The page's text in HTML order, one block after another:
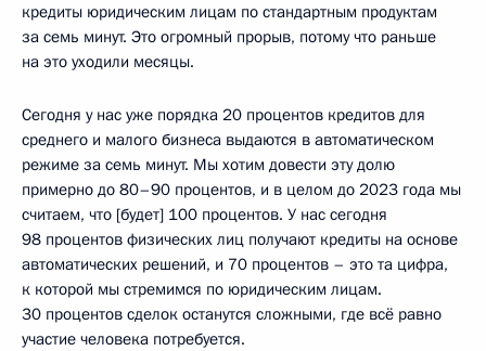
кредиты юридическим лицам по стандартным продуктам
за семь минут. Это огромный прорыв, потому что раньше
на это уходили месяцы.
Сегодня у нас уже порядка 20 процентов кредитов для
среднего и малого бизнеса выдаются в автоматическом
режиме за семь минут. Мы хотим довести эту долю
примерно до 80–90 процентов, и в целом до 2023 года мы
считаем, что [будет] 100 процентов. У нас сегодня
98 процентов физических лиц получают кредиты на основе
автоматических решений, и 70 процентов – это та цифра,
к которой мы стремимся по юридическим лицам.
30 процентов сделок останутся сложными, где всё равно
участие человека потребуется.